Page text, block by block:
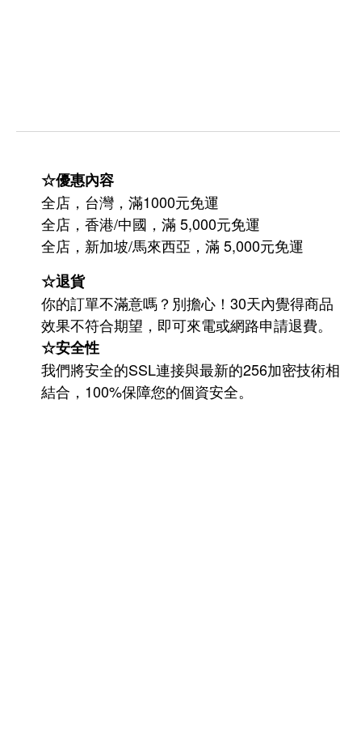
☆優惠內容
全店，台灣，滿1000元免運
全店，香港/中國，滿 5,000元免運
全店，新加坡/馬來西亞，滿 5,000元免運
☆退貨
你的訂單不滿意嗎？別擔心！30天內覺得商品
效果不符合期望，即可來電或網路申請退費。
☆安全性
我們將安全的SSL連接與最新的256加密技術相
結合，100%保障您的個資安全。